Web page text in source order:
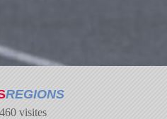
REGIONS
visites